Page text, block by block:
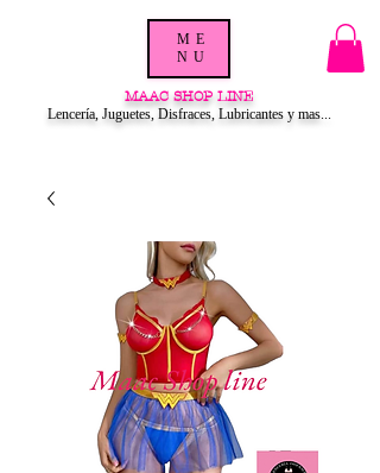
MAAC SHOP LINE
Lencería, Juguetes, Disfraces, Lubricantes y mas...
ME
NU